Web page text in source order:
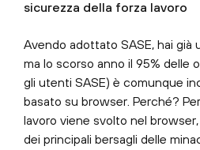
sicurezza della forza lavoro
Avendo adottato SASE, hai già
ma lo scorso anno il 95% delle
gli utenti SASE) è comunque
basato su browser. Perché?
lavoro viene svolto nel
dei principali bersagli delle